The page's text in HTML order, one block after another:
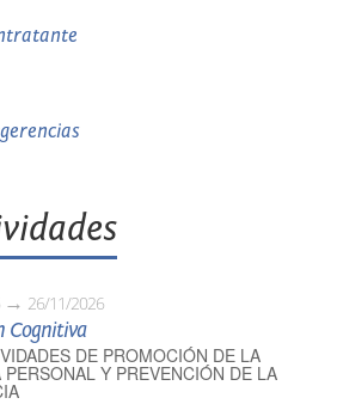
26/11/2026
Cognitiva
DE PROMOCIÓN DE LA
Y PREVENCIÓN DE LA